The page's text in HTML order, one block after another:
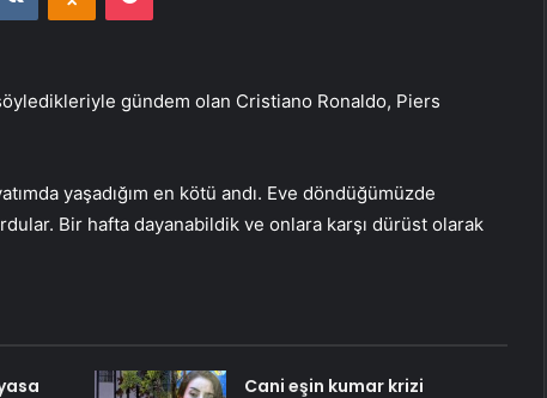
gündem olan Cristiano Ronaldo, Piers
yaşadığım en kötü andı. Eve döndüğümüzde
Bir hafta dayanabildik ve onlara karşı dürüst olarak
Cani eşin kumar krizi